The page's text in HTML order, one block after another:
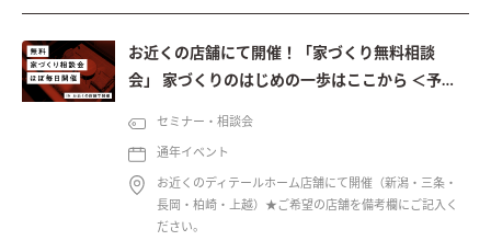
お近くの店舗にて開催！「家づくり無料相談
会」 家づくりのはじめの一歩はここから ＜予約
セミナー・相談会
通年イベント
お近くのディテールホーム店舗にて開催（新潟・三条・
長岡・柏崎・上越）★ご希望の店舗を備考欄にご記入く
ださい。